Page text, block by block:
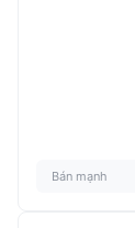
Bán mạnh